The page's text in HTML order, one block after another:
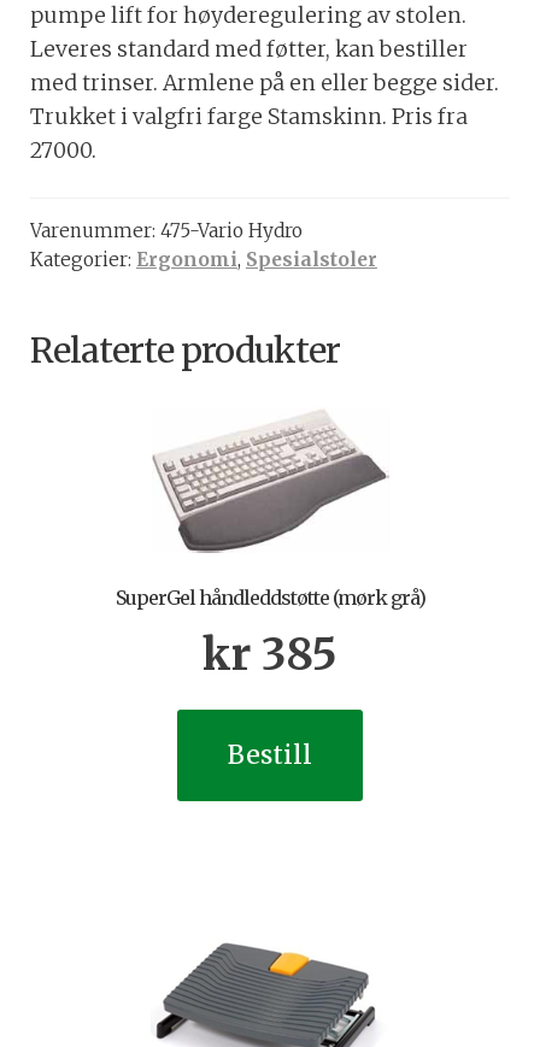
pumpe lift for høyderegulering av stolen.
Leveres standard med føtter, kan bestiller
med trinser. Armlene på en eller begge sider.
Trukket i valgfri farge Stamskinn. Pris fra
27000.
Varenummer: 475-Vario Hydro
Kategorier: Ergonomi, Spesialstoler
Relaterte produkter
SuperGel håndleddstøtte (mørk grå)
kr 385
Bestill